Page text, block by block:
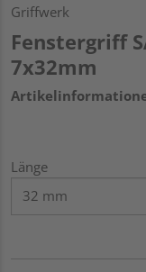
Griffwerk
Fenstergriff
7x32mm
Länge